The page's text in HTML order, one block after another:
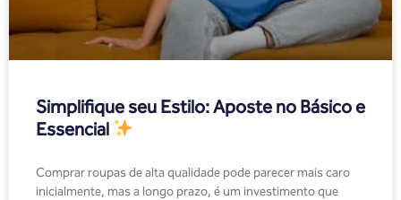
Simplifique seu Estilo: Aposte no Básico e
Essencial
Comprar roupas de alta qualidade pode parecer mais caro
inicialmente, mas a longo prazo, é um investimento que